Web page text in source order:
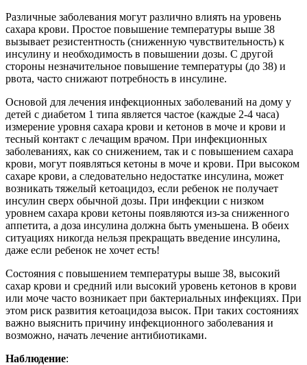
Различные заболевания могут различно влиять на уровень
сахара крови. Простое повышение температуры выше 38
вызывает резистентность (сниженную чувствительность) к
инсулину и необходимость в повышении дозы. С другой
стороны незначительное повышение температуры (до 38) и
рвота, часто снижают потребность в инсулине.
Основой для лечения инфекционных заболеваний на дому у
детей с диабетом 1 типа является частое (каждые 2-4 часа)
измерение уровня сахара крови и кетонов в моче и крови и
тесный контакт с лечащим врачом. При инфекционных
заболеваниях, как со снижением, так и с повышением сахара
крови, могут появляться кетоны в моче и крови. При высоком
сахаре крови, а следовательно недостатке инсулина, может
возникать тяжелый кетоацидоз, если ребенок не получает
инсулин сверх обычной дозы. При инфекции с низком
уровнем сахара крови кетоны появляются из-за сниженного
аппетита, а доза инсулина должна быть уменьшена. В обеих
ситуациях никогда нельзя прекращать введение инсулина,
даже если ребенок не хочет есть!
Состояния с повышением температуры выше 38, высокий
сахар крови и средний или высокий уровень кетонов в крови
или моче часто возникает при бактериальных инфекциях. При
этом риск развития кетоацидоза высок. При таких состояниях
важно выяснить причину инфекционного заболевания и
возможно, начать лечение антибиотиками.
Наблюдение: